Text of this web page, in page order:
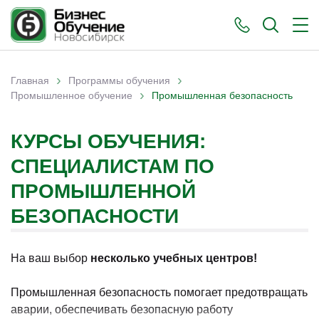
Вы здесь
Главная › Программы обучения ›
Промышленное обучение › Промышленная безопасность
КУРСЫ ОБУЧЕНИЯ:
СПЕЦИАЛИСТАМ ПО
ПРОМЫШЛЕННОЙ
БЕЗОПАСНОСТИ
На ваш выбор несколько учебных центров!
Промышленная безопасность помогает предотвращать
аварии, обеспечивать безопасную работу